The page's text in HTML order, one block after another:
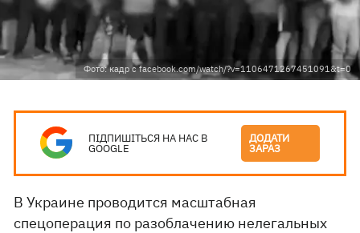
Фото: кадр с facebook.com/watch/?v=1106471267451091&t=0
ПІДПИШІТЬСЯ НА НАС В
GOOGLE
ДОДАТИ
ЗАРАЗ
В Украине проводится масштабная
спецоперация по разоблачению нелегальных